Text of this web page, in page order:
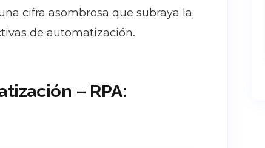
cifra asombrosa que subraya la
de automatización.
– RPA: